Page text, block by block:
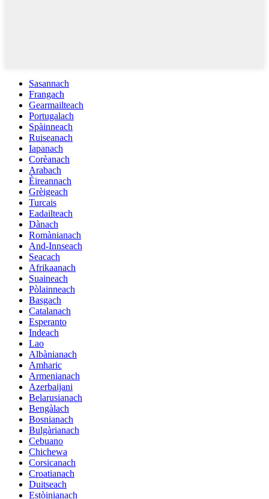
Sasannach
Frangach
Gearmailteach
Portugalach
Spàinneach
Ruiseanach
Iapanach
Corèanach
Arabach
Èireannach
Grèigeach
Turcais
Eadailteach
Dànach
Romànianach
And-Innseach
Seacach
Afrikaanach
Suaineach
Pòlainneach
Basgach
Catalanach
Esperanto
Indeach
Lao
Albànianach
Amharic
Armenianach
Azerbaijani
Belarusianach
Bengàlach
Bosnianach
Bulgàrianach
Cebuano
Chichewa
Corsicanach
Croatianach
Duitseach
Estòinianach